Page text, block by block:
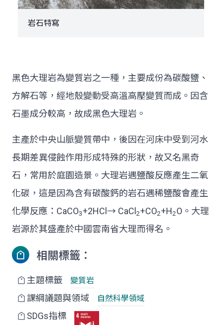
岩石特寫
黑色大理岩為變質岩之一種，主要成份為碳酸鹽、
方解石等，經地殼變動受高溫高壓變質而成。因含
石墨成分較高，故成黑色大理岩。
主產於中央山脈變質帶中，後因在河床中受到河水
長期差異侵蝕作用形成特殊的形狀，故又名黑奇
石，常用於庭園造景。大理岩遇鹽酸反應產生二氧
化碳，這是因為含有碳酸鈣的岩石遇稀鹽酸會產生
化學反應：CaCO3+2HCl→ CaCl 2+CO2+H2O。大理
岩源於其盛產於中國雲南省大理而得名。
相關標籤：
主題標籤 變質岩
課綱議題與領域 自然科學領域
SDGs指標